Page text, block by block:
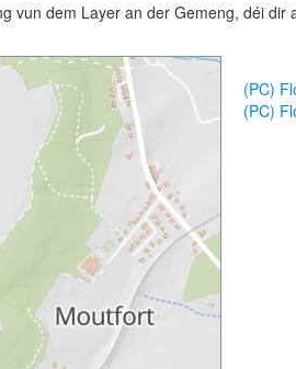
vun dem Layer an der Gemeng, déi
(PC)
(PC)